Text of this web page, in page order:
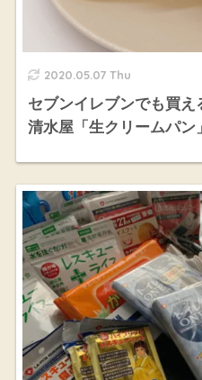
2020.05.07 Thu
セブンイレブンでも買
清水屋「生クリームパン